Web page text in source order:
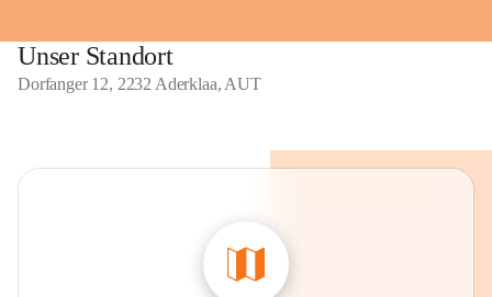
Unser Standort
Dorfanger 12, 2232 Aderklaa, AUT